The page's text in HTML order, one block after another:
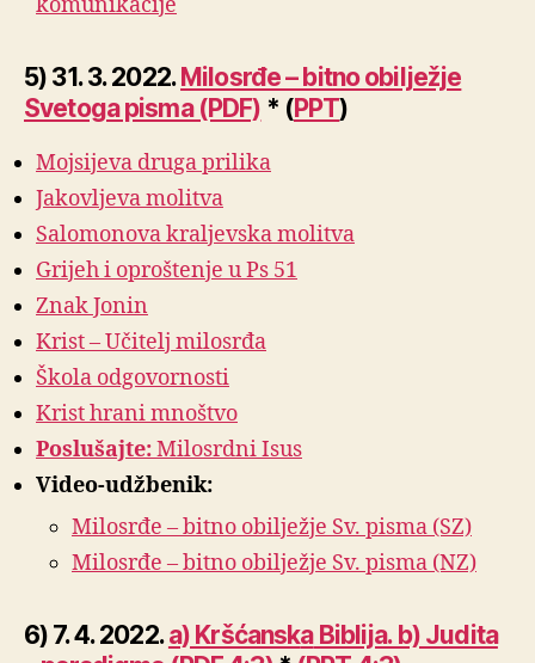
5) 31. 3. 2022.Milosrđe – bitno obilježje
Svetoga pisma (PDF) * (PPT)
Mojsijeva druga prilika
Jakovljeva molitva
Salomonova kraljevska molitva
Grijeh i oproštenje u Ps 51
Znak Jonin
Krist – Učitelj milosrđa
Škola odgovornosti
Krist hrani mnoštvo
Poslušajte:Milosrdni Isus
Video-udžbenik:
Milosrđe – bitno obilježje Sv. pisma (SZ)
Milosrđe – bitno obilježje Sv. pisma (NZ)
6) 7. 4. 2022.a) KršćanskaBiblija. b) Judita